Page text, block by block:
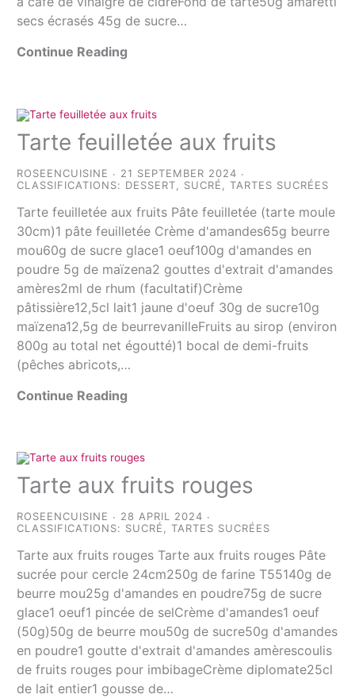
secs écrasés 45g de sucre…
Continue Reading
Tarte feuilletée aux fruits
ROSEENCUISINE
21 SEPTEMBER 2024
CLASSIFICATIONS: DESSERT SUCRÉ ,TARTES SUCRÉES
Tarte feuilletée aux fruits Pâte feuilletée (tarte moule
30cm)1 pâte feuilletée Crème d'amandes65g beurre
mou60g de sucre glace1 oeuf100g d'amandes en
poudre 5g de maïzena2 gouttes d'extrait d'amandes
amères2ml de rhum (facultatif)Crème
pâtissière12,5cl lait1 jaune d'oeuf 30g de sucre10g
maïzena12,5g de beurrevanilleFruits au sirop (environ
800g au total net égoutté)1 bocal de demi-fruits
(pêches abricots,…
Continue Reading
Tarte aux fruits rouges
ROSEENCUISINE
28 APRIL 2024
CLASSIFICATIONS: SUCRÉ,TARTES SUCRÉES
Tarte aux fruits rouges Tarte aux fruits rouges Pâte
sucrée pour cercle 24cm250g de farine T55140g de
beurre mou25g d'amandes en poudre75g de sucre
glace1 oeuf1 pincée de selCrème d'amandes1 oeuf
(50g)50g de beurre mou50g de sucre50g d'amandes
en poudre1 goutte d'extrait d'amandes amèrescoulis
de fruits rouges pour imbibageCrème diplomate25cl
de lait entier1 gousse de…